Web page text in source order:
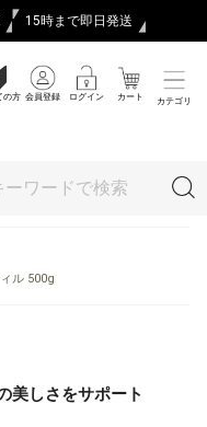
15時まで即日発送
の方 会員登録 ログイン カート カテゴリ
ル 500g
美しさをサポート